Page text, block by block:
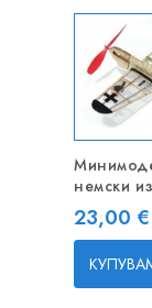
немски
Цена
23,00